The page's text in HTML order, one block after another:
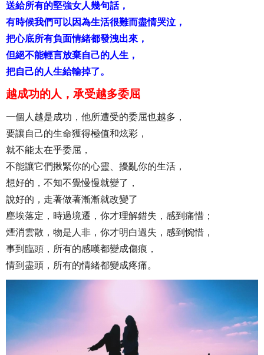
送給所有的堅強女人幾句話，
有時候我們可以因為生活很難而盡情哭泣，
把心底所有負面情緒都發洩出來，
但絕不能輕言放棄自己的人生，
把自己的人生給輸掉了。
越成功的人，承受越多委屈
一個人越是成功，他所遭受的委屈也越多，
要讓自己的生命獲得極值和炫彩，
就不能太在乎委屈，
不能讓它們揪緊你的心靈、擾亂你的生活，
想好的，不知不覺慢慢就變了，
說好的，走著做著漸漸就改變了
塵埃落定，時過境遷，你才理解錯失，感到痛惜；
煙消雲散，物是人非，你才明白過失，感到惋惜，
事到臨頭，所有的感嘆都變成傷痕，
情到盡頭，所有的情緒都變成疼痛。